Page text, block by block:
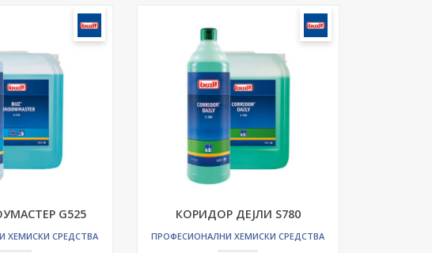
G525
ХЕМИСКИ СРЕДСТВА
КОРИДОР ДЕЈЛИ S780
ПРОФЕСИОНАЛНИ ХЕМИСКИ СРЕДСТВА